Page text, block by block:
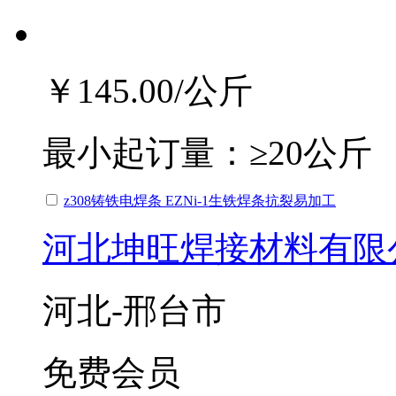
￥145.00/公斤
最小起订量： ≥20公斤
z308铸铁电焊条 EZNi-1生铁焊条抗裂易加工
河北坤旺焊接材料有限
河北-邢台市
免费会员